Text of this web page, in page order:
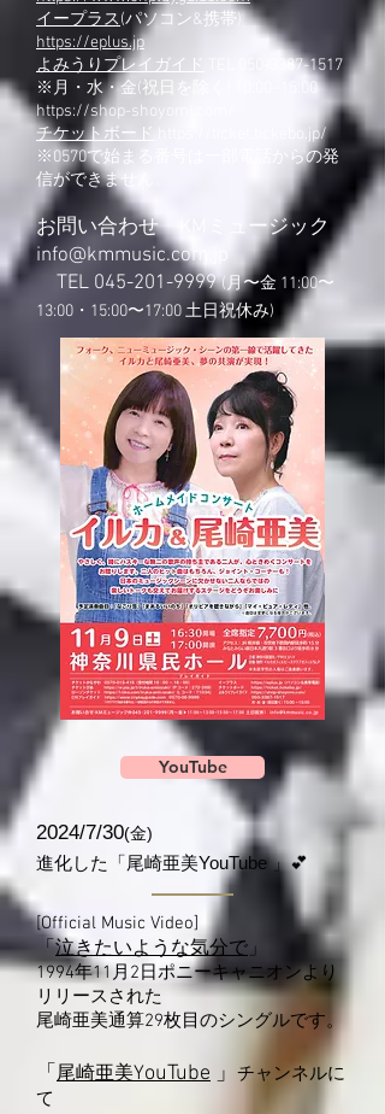
イープラス(パソコン&携帯)
https://eplus.jp
よみうりプレイガイド
050-3387-1517
※月・水・金(祝日を除く) 10:00~15:00
https://shop-shoyomi.com/
チケットボード
https://ticket.tickebo.jp/
※0570で始まる番号は一部電話からの発
信ができません。
お問い合わせ KMミュージック
info@kmmusic.com.jp
TEL 045-201-9999 (月〜金 11:00〜
13:00・15:00〜17:00 土日祝休み)
YouTube
2024/7/30(金)
進化した「尾崎亜美YouTube 」💕
[Official Music Video]
「泣きたいような気分で」
1994年11月2日ポニーキャニオンより
リリースされた
尾崎亜美通算29枚目のシングルです。
「 尾崎亜美YouTube 」 チャンネルに
て